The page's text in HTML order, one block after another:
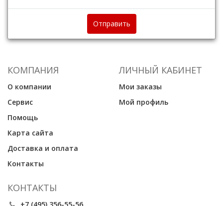
Отправить
КОМПАНИЯ
О компании
Сервис
Помощь
Карта сайта
Доставка и оплата
Контакты
ЛИЧНЫЙ КАБИНЕТ
Мои заказы
Мой профиль
КОНТАКТЫ